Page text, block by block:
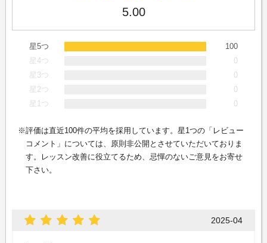
5.00
星5つ
100
星4つ
0
星3つ
0
星2つ
0
星1つ
0
評価は直近100件の平均を採用しています。星1つの「レビュー
コメント」については、原則非公開とさせていただいておりま
す。レッスン改善に役立てるため、忌憚のないご意見をお寄せ
下さい。
2025-04